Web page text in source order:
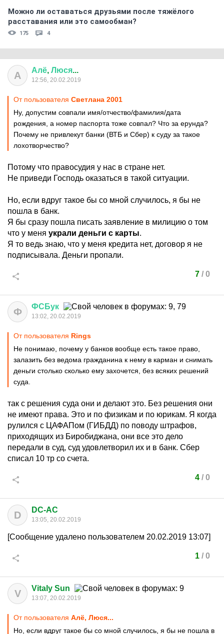
Можно ли оставаться друзьями после тяжёлого
расставания или это самообман?
175 4
А Алё, Люся...
12:56, 20.02.2019
От пользователя Светлана 2001
Ну, допустим совпали имя/отчество/фамилия/дата
рождения, а номер паспорта тоже совпал? Что за ерунда?
Почему не привлекут банки (ВТБ и Сбер) к суду за такое
лохотворчество?
Потому что правосудия у нас в стране нет.
Не приведи Господь оказаться в такой ситуации.
Но, если вдруг такое бы со мной случилось, я бы не
пошла в банк.
Я бы сразу пошла писать заявление в милицию о том
что у меня украли деньги с карты.
Я то ведь знаю, что у меня кредита нет, договор я не
подписывала. Деньги пропали.
7/ 0
Ф ФСБук
13:02, 20.02.2019
От пользователя Rings
Не понимаю, почему у банков вообще есть такое право,
залазить без ведома гражданина к нему в карман и снимать
деньги столько сколько ему захочется, без всяких решений
суда.
так с решения суда они и делают это. Без решения они
не имеют права. Это и по физикам и по юрикам. Я когда
рулился с ЦАФАПом (ГИБДД) по поводу штрафов,
приходящих из Биробиджана, они все это дело
передали в суд, суд удовлетворил их и в банк. Сбер
списал 10 тр со счета.
4/ 0
D DC-AC
13:05, 20.02.2019
[Сообщение удалено пользователем 20.02.2019 13:07]
1/ 0
V Vitaly Sun
13:07, 20.02.2019
От пользователя Алё, Люся...
Но, если вдруг такое бы со мной случилось, я бы не пошла в